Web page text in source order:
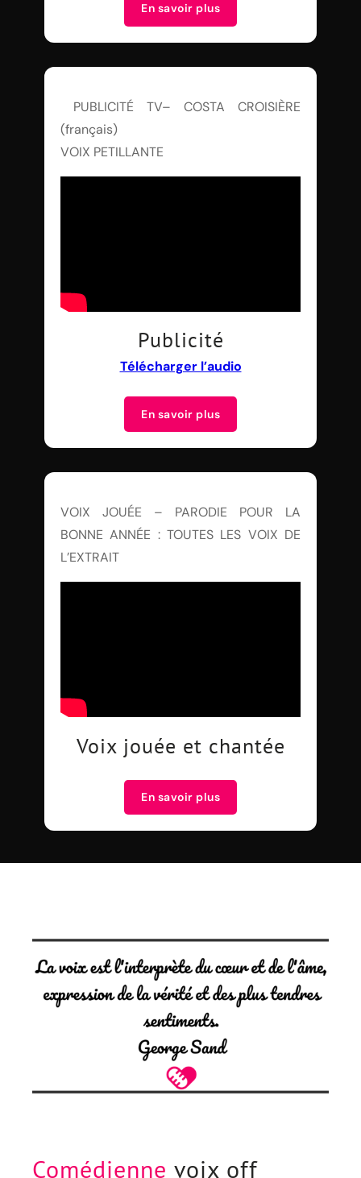
En savoir plus
PUBLICITÉ TV– COSTA CROISIÈRE
(français)
VOIX PETILLANTE
Publicité
Télécharger l’audio
En savoir plus
VOIX JOUÉE – PARODIE POUR LA
BONNE ANNÉE : TOUTES LES VOIX DE
L’EXTRAIT
Voix jouée et chantée
En savoir plus
Comédienne voix off